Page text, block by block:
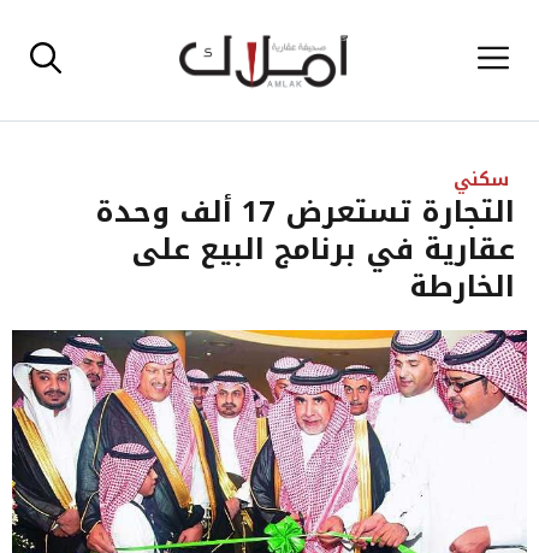
إلى القائمة
سكني
التجارة تستعرض 17 ألف وحدة
عقارية في برنامج البيع على
الخارطة